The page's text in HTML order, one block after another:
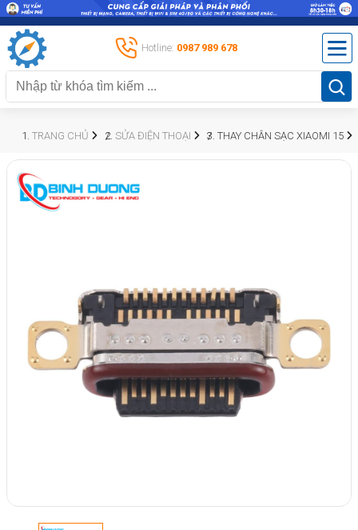
Hotline: 0987 989 678
TRANG CHỦ SỬA ĐIỆN THOẠI THAY CHÂN SẠC XIAOMI 15